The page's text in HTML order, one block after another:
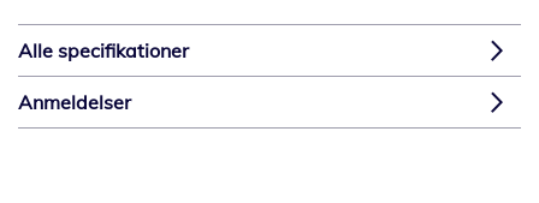
Alle specifikationer
Anmeldelser